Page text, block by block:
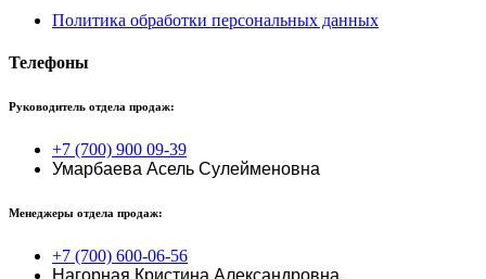
Политика обработки персональных данных
Телефоны
Руководитель отдела продаж:
+7 (700) 900 09-39
Умарбаева Асель Сулейменовна
Менеджеры отдела продаж:
+7 (700) 600-06-56
Нагорная Кристина Александровна